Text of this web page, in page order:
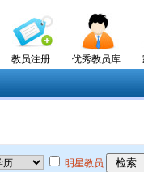
教员注册 优秀教员库
明星教员